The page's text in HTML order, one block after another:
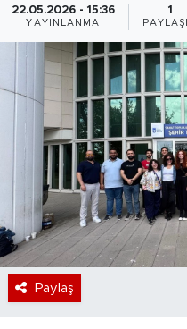
22.05.2026 - 15:36
YAYINLANMA
1
Paylaş
Teknoloji
Magazin
Dünya
Sektör